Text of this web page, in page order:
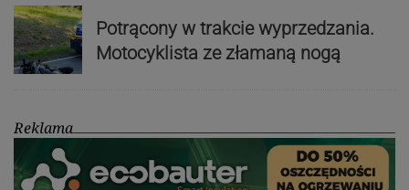
Potrącony w trakcie wyprzedzania.
Motocyklista ze złamaną nogą
Reklama